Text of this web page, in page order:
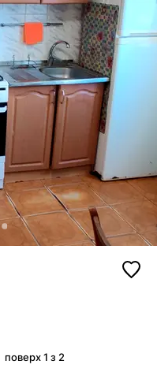
поверх 1 з 2